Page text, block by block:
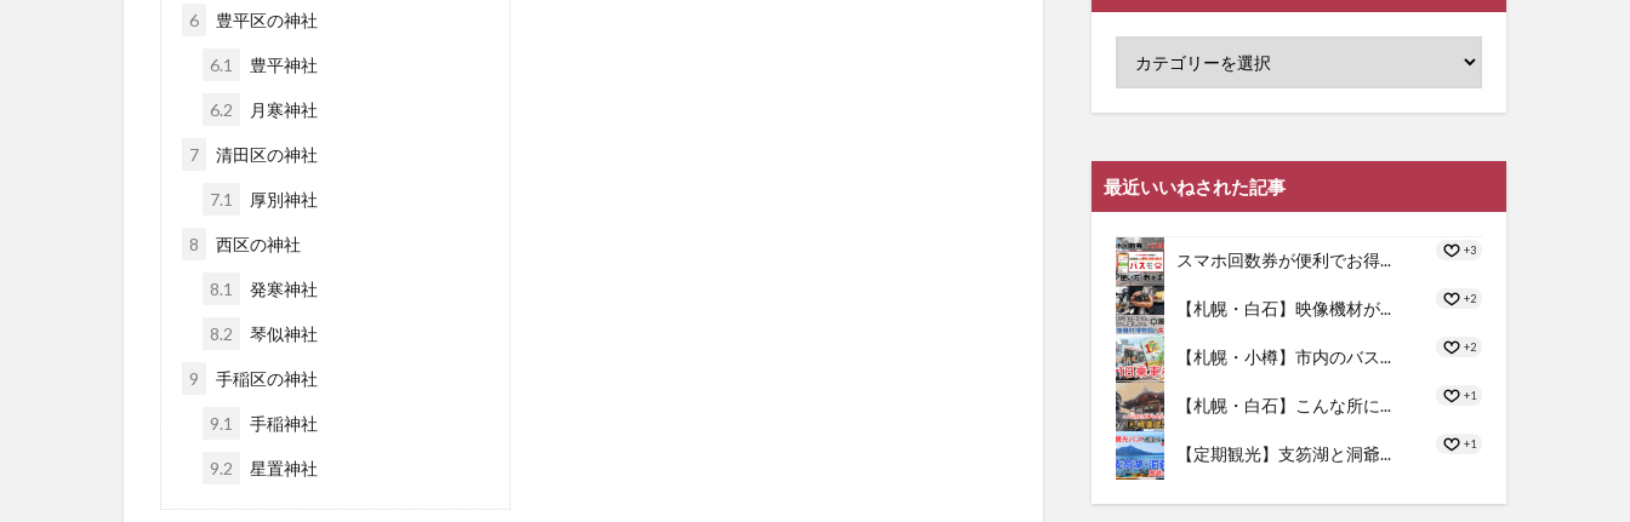
6 豊平区の神社
6.1 豊平神社
6.2 月寒神社
7 清田区の神社
7.1 厚別神社
8 西区の神社
8.1 発寒神社
8.2 琴似神社
9 手稲区の神社
9.1 手稲神社
9.2 星置神社
最近いいねされた記事
スマホ回数券が便利でお得... +3
【札幌・白石】映像機材が... +2
【札幌・小樽】市内のバス... +2
【札幌・白石】こんな所に... +1
【定期観光】支笏湖と洞爺... +1